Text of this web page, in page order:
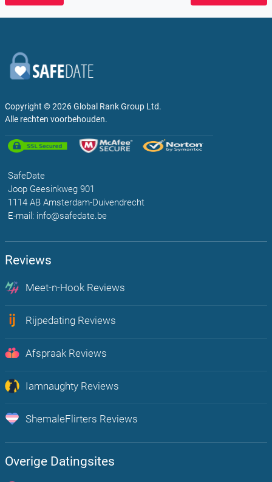
Copyright © 2026Global Rank Group Ltd.
Alle rechten voorbehouden.
SafeDate
Joop Geesinkweg 901
1114 AB Amsterdam-Duivendrecht
E-mail: info@safedate.be
Reviews
Meet-n-Hook Reviews
Chat, flirt en vind echte hookup's bij u in de regio
Rijpedating Reviews
Rijpe Dating is Plezier voor volwassenen Belgen 30+
Afspraak Reviews
Onbeperkt afspraakjes maken, flirten en chatten met mensen uit jou
regio
Iamnaughty Reviews
Op zoek naar Lust? Boost hier je sexleven
ShemaleFlirters Reviews
Overige Datingsites